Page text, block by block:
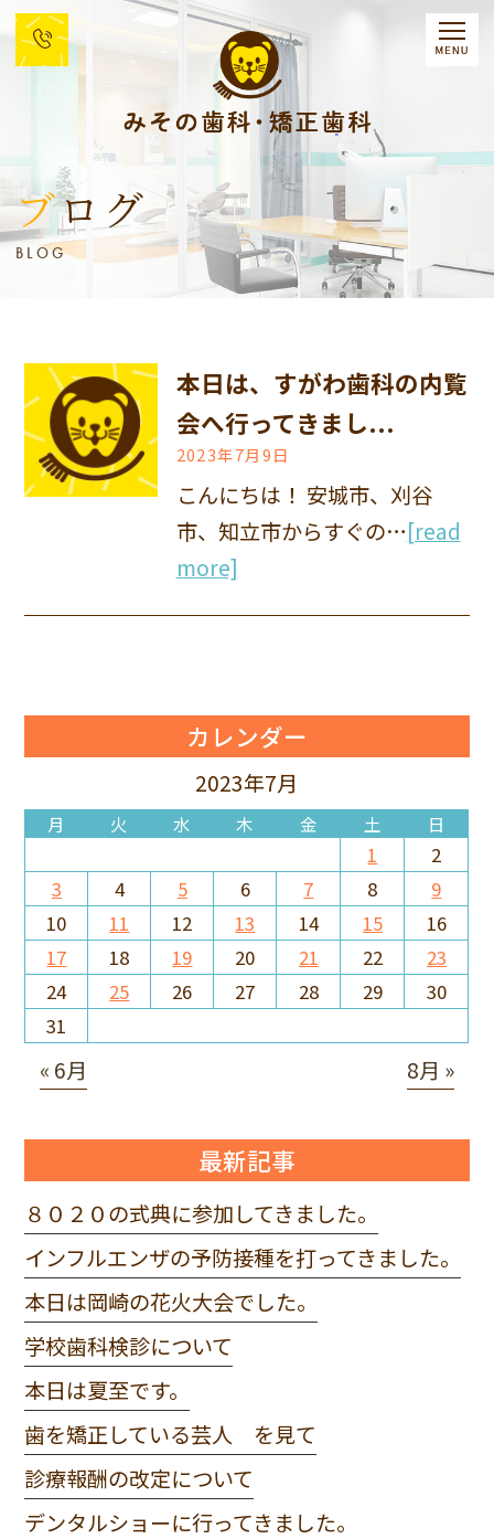
ブログ
BLOG
本日は、すがわ歯科の内覧
会へ行ってきまし...
2023年7月9日
こんにちは！ 安城市、刈谷
市、知立市からすぐの…[read
more]
カレンダー
2023年7月
月 火 水 木 金 土 日
1
2
3
4 5 6 7 8
9
10
11 12 13 14 15
16
17
18 19 20 21 22
23
24
25 26 27 28 29
30
31
« 6月 8月 »
最新記事
８０２０の式典に参加してきました。
インフルエンザの予防接種を打ってきました。
本日は岡崎の花火大会でした。
学校歯科検診について
本日は夏至です。
歯を矯正している芸人 を見て
診療報酬の改定について
デンタルショーに行ってきました。